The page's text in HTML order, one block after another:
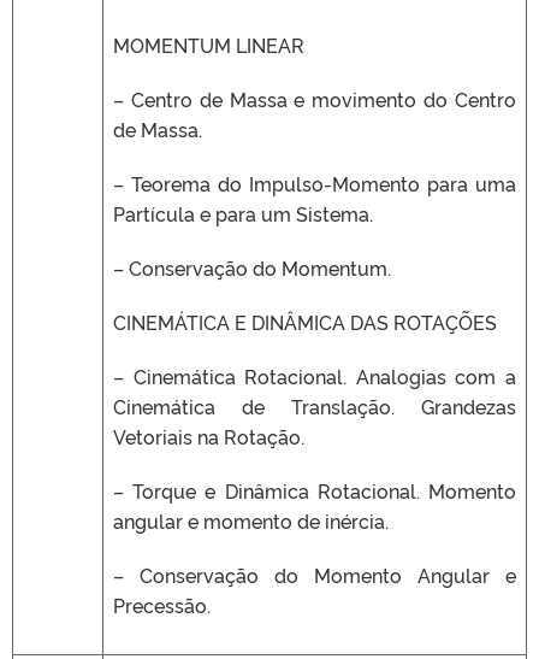
MOMENTUM LINEAR
– Centro de Massa e movimento do Centro
de Massa.
– Teorema do Impulso-Momento para uma
Partícula e para um Sistema.
– Conservação do Momentum.
CINEMÁTICA E DINÂMICA DAS ROTAÇÕES
– Cinemática Rotacional. Analogias com a
Cinemática de Translação. Grandezas
Vetoriais na Rotação.
– Torque e Dinâmica Rotacional. Momento
angular e momento de inércia.
– Conservação do Momento Angular e
Precessão.